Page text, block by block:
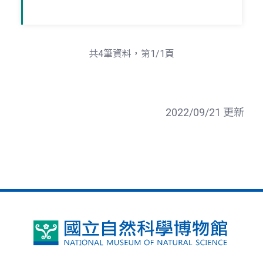
共4筆資料，第1/1頁
2022/09/21 更新
國